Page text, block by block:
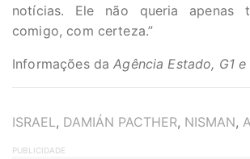
notícias. Ele não queria apenas
comigo, com certeza.”
Informações da Agência Estado, G1 e
TAGS
ISRAEL, DAMIÁN PACTHER, NISMAN,
PUBLICIDADE